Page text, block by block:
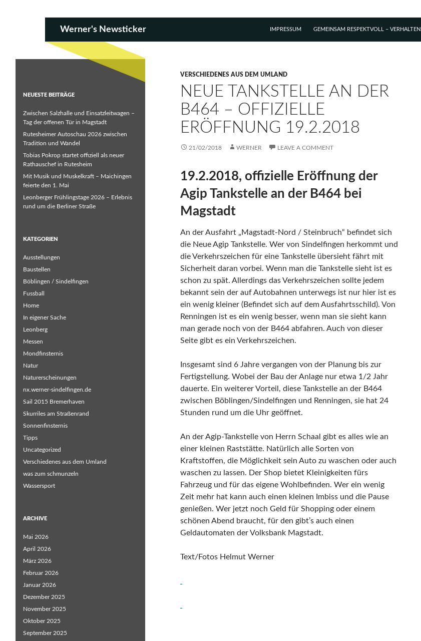
Werner's Newsticker GEMEINSAM RESPEKTVOLL –
IMPRESSUM
VERSCHIEDENES AUS DEM UMLAND
NEUE TANKSTELLE AN DER
B464 – OFFIZIELLE
ERÖFFNUNG 19.2.2018
21/02/2018 WERNER LEAVE A COMMENT
19.2.2018, offizielle Eröffnung der
Agip Tankstelle an der B464 bei
Magstadt
An der Ausfahrt „Magstadt-Nord / Steinbruch“ befindet sich
die Neue Agip Tankstelle. Wer von Sindelfingen herkommt und
die Verkehrszeichen für eine Tankstelle übersieht fährt mit
Sicherheit daran vorbei. Wenn man die Tankstelle sieht ist es
schon zu spät. Allerdings das Verkehrszeichen sollte jedem
bekannt sein der auf Autobahnen unterwegs ist nur hier ist es
ein wenig kleiner (Befindet sich auf dem Ausfahrtsschild). Von
Renningen ist es ein wenig besser, wenn man sie sieht kann
man gerade noch von der B464 abfahren. Auch von dieser
Seite gibt es ein Verkehrszeichen.
Insgesamt sind 6 Jahre vergangen von der Planung bis zur
Fertigstellung. Wobei der Bau der Anlage nur etwa 1/2 Jahr
dauerte. Ein weiterer Vorteil, diese Tankstelle an der B464
zwischen Böblingen/Sindelfingen und Renningen, sie hat 24
Stunden rund um die Uhr geöffnet.
An der Agip-Tankstelle von Herrn Schaal gibt es alles wie an
einer kleinen Raststätte. Natürlich alle Sorten von
Kraftstoffen, die Möglichkeit sein Auto zu waschen oder auch
waschen zu lassen. Der Shop bietet Kleinigkeiten fürs
Fahrzeug und für das eigene Wohlbefinden. Wer ein wenig
Zeit mehr hat kann auch einen kleinen Imbiss und die Pause
genießen. Wer jetzt noch Geld für Shopping oder einem
schönen Abend braucht, für den gibt’s auch einen
Geldautomaten der Volksbank Magstadt.
Text/Fotos Helmut Werner
NEUESTE BEITRÄGE
Zwischen Salzhalle und Einsatzleitwagen –
Tag der offenen Tür in Magstadt
Rutesheimer Autoschau 2026 zwischen
Tradition und Wandel
Tobias Pokrop startet offiziell als neuer
Rathauschef in Rutesheim
Mit Musik und Muskelkraft – Maichingen
feierte den 1. Mai
Leonberger Frühlingstage 2026 – Erlebnis
rund um die Berliner Straße
KATEGORIEN
Ausstellungen
Baustellen
Böblingen / Sindelfingen
Fussball
Home
In eigener Sache
Leonberg
Messen
Mondfinsternis
Natur
Naturerscheinungen
nx.werner-sindelfingen.de
Sail 2015 Bremerhaven
Skurriles am Straßenrand
Sonnenfinsternis
Tipps
Uncategorized
Verschiedenes aus dem Umland
was zum schmunzeln
Wassersport
ARCHIVE
Mai 2026
April 2026
März 2026
Februar 2026
Januar 2026
Dezember 2025
November 2025
Oktober 2025
September 2025